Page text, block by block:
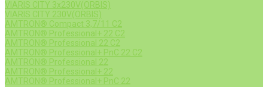
VIARIS CITY 3x230V(ORBIS)
VIARIS CITY 230V(ORBIS)
AMTRON® Compact 3,7/11 C2
AMTRON® Professional+ 22 C2
AMTRON® Professional 22 C2
AMTRON® Professional+ PnC 22 C2
AMTRON® Professional 22
AMTRON® Professional+ 22
AMTRON® Professional+ PnC 22